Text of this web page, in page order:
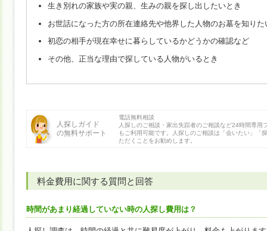
生き別れの家族や実の親、生みの親を探し出したいとき
お世話になった方の所在連絡先や他界した人物のお墓を知りた
初恋の相手が現在幸せに暮らしているかどうかの確認など
その他、正当な理由で探している人物がいるとき
人探しガイド
の無料サポート
電話無料相談
人探しのご相談・家出失踪者のご相談など24時間専
もご利用可能です。人探しのご相談は「会いたい」「
ただくことをお勧めします。
料金費用に関する質問と回答
時間があまり経過していない時の人探し費用は？